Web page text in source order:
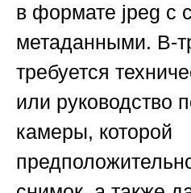
в формате jpeg с
метаданными. В-
требуется
или руководство
камеры, которой